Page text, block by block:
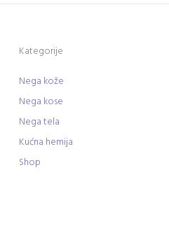
Kategorije
Nega kože
Nega kose
Nega tela
Kućna hemija
Shop